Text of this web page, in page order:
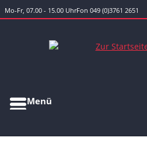
Zum Hauptinhalt springen
Mo-Fr, 07.00 - 15.00 UhrFon 049 (0)3761 2651
Menü